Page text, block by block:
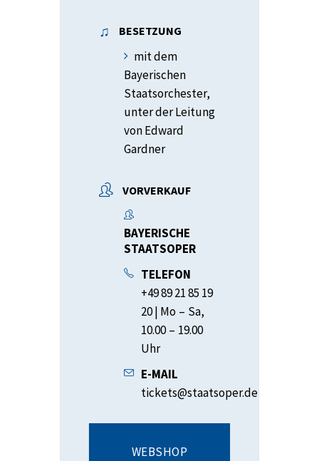
BESETZUNG
mit dem
Bayerischen
Staatsorchester,
unter der Leitung
von Edward
Gardner
VORVERKAUF
BAYERISCHE
STAATSOPER
TELEFON
+49 89 21 85 19
20 | Mo – Sa,
10.00 – 19.00
Uhr
E-MAIL
tickets@staatsoper.de
WEBSHOP